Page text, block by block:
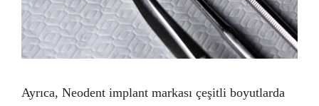
Ayrıca, Neodent implant markası çeşitli boyutlarda